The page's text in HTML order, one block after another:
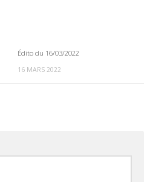
Édito du 16/03/2022
16 MARS 2022